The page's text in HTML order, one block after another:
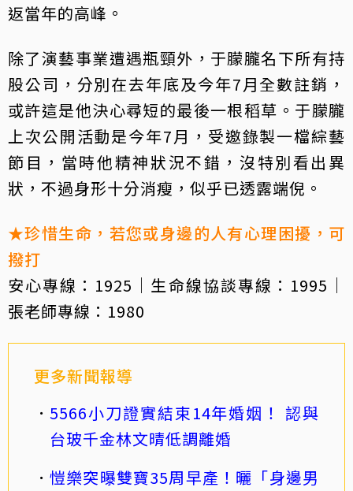
返當年的高峰。
除了演藝事業遭遇瓶頸外，于朦朧名下所有持
股公司，分別在去年底及今年7月全數註銷，
或許這是他決心尋短的最後一根稻草。于朦朧
上次公開活動是今年7月，受邀錄製一檔綜藝
節目，當時他精神狀況不錯，沒特別看出異
狀，不過身形十分消瘦，似乎已透露端倪。
★珍惜生命，若您或身邊的人有心理困擾，可
撥打
安心專線：1925｜生命線協談專線：1995｜
張老師專線：1980
更多新聞報導
5566小刀證實結束14年婚姻！ 認與
台玻千金林文晴低調離婚
愷樂突曝雙寶35周早產！曬「身邊男